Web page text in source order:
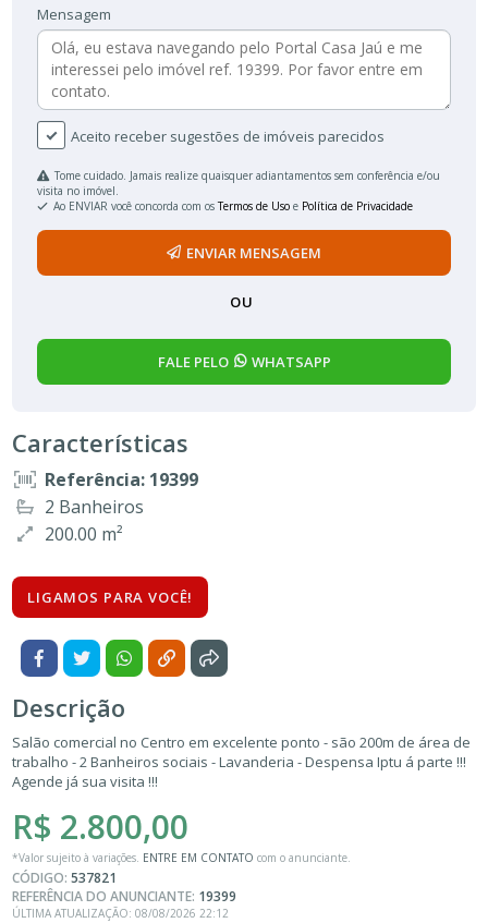
Mensagem
Aceito receber sugestões de imóveis parecidos
Tome cuidado. Jamais realize quaisquer adiantamentos sem conferência e/ou
visita no imóvel.
Ao ENVIAR você concorda com osTermos de Uso e Política de Privacidade
ENVIAR MENSAGEM
OU
FALE PELO WHATSAPP
Características
Referência: 19399
2 Banheiros
200.00 m²
LIGAMOS PARA VOCÊ!
Descrição
Salão comercial no Centro em excelente ponto - são 200m de área de
trabalho - 2 Banheiros sociais - Lavanderia - Despensa Iptu á parte !!!
Agende já sua visita !!!
R$ 2.800,00
*Valor sujeito à variações. ENTRE EM CONTATO com o anunciante.
CÓDIGO:537821
REFERÊNCIA DO ANUNCIANTE: 19399
ÚLTIMA ATUALIZAÇÃO: 08/08/2026 22:12